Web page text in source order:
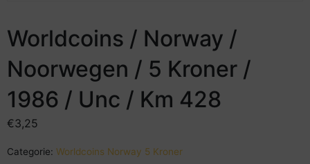
Worldcoins / Norway /
Noorwegen / 5 Kroner /
1986 / Unc / Km 428
€3,25
Categorie: Worldcoins Norway 5 Kroner